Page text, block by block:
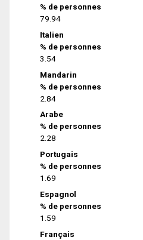
% de personnes
79.94
Italien
% de personnes
3.54
Mandarin
% de personnes
2.84
Arabe
% de personnes
2.28
Portugais
% de personnes
1.69
Espagnol
% de personnes
1.59
Français